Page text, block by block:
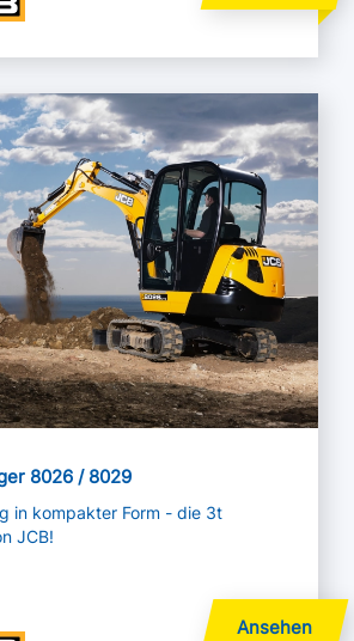
8026 / 8029
in kompakter Form - die 3t
JCB!